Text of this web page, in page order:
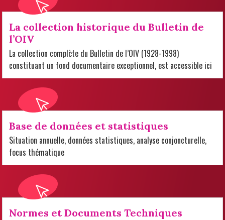
La collection historique du Bulletin de
l’OIV
La collection complète du Bulletin de l’OIV (1928-1998)
constituant un fond documentaire exceptionnel, est accessible ici
Base de données et statistiques
Situation annuelle, données statistiques, analyse conjoncturelle,
focus thématique
Normes et Documents Techniques